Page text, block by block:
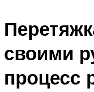
своими
процесс